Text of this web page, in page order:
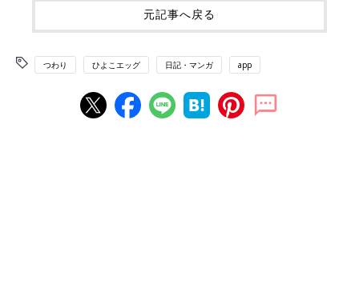
元記事へ戻る
つわり ひよこエッグ 日記・マンガ app